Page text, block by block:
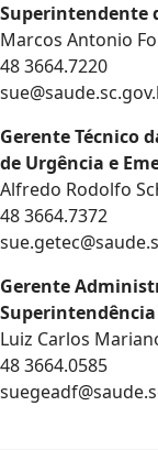
Superintendente
Marcos Antonio
48 3664.7220
Gerente Técnico
de Urgência e
Alfredo Rodolfo
48 3664.7372
Gerente
Luiz Carlos
48 3664.0585